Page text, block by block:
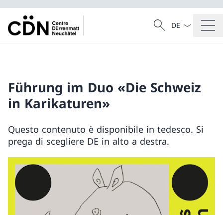
Cercare
Ricerca
Dal menu a
Führung im Duo «Die Schweiz
in Karikaturen»
Questo contenuto è disponibile in tedesco. Si
prega di scegliere DE in alto a destra.